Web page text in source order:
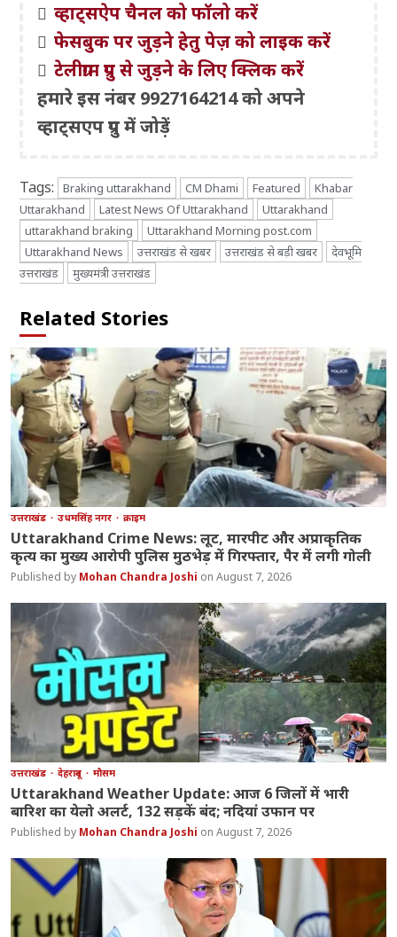
व्हाट्सऐप चैनल को फॉलो करें
फेसबुक पर जुड़ने हेतु पेज़ को लाइक करें
टेलीग्राम ग्रुप से जुड़ने के लिए क्लिक करें
हमारे इस नंबर 9927164214 को अपने
व्हाट्सएप ग्रुप में जोड़ें
Tags: Braking uttarakhand CM Dhami Featured
Khabar
Uttarakhand
Latest News Of Uttarakhand
Uttarakhand
uttarakhand braking
Uttarakhand Morning post.com
Uttarakhand News
उत्तराखंड से खबर उत्तराखंड से बड़ी खबर
देवभूमि
उत्तराखंड
मुख्यमंत्री उत्तराखंड
Related Stories
उत्तराखंड उधमसिंह नगर क्राइम
Uttarakhand Crime News: लूट, मारपीट और अप्राकृतिक
कृत्य का मुख्य आरोपी पुलिस मुठभेड़ में गिरफ्तार, पैर में लगी गोली
Mohan Chandra Joshi August 7, 2026
उत्तराखंड देहरादून मौसम
Uttarakhand Weather Update: आज 6 जिलों में भारी
बारिश का येलो अलर्ट, 132 सड़कें बंद; नदियां उफान पर
Mohan Chandra Joshi August 7, 2026